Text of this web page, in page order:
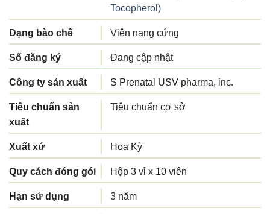
Tocopherol)
Dạng bào chế Viên nang cứng
Số đăng ký Đang cập nhật
Công ty sản xuất S Prenatal USV pharma, inc.
Tiêu chuẩn sản
xuất
Tiêu chuẩn cơ sở
Xuất xứ Hoa Kỳ
Quy cách đóng gói Hộp 3 vỉ x 10 viên
Hạn sử dụng 3 năm